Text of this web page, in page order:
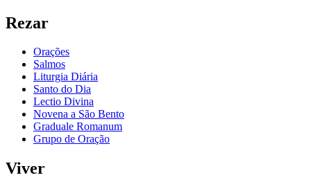
Rezar
Orações
Salmos
Liturgia Diária
Santo do Dia
Lectio Divina
Novena a São Bento
Graduale Romanum
Grupo de Oração
Viver